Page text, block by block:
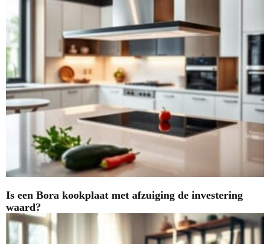
Is een Bora kookplaat met afzuiging de investering
waard?